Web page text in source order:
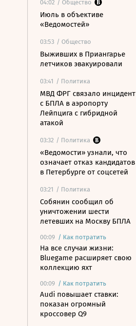
04:02 / Общество
Июль в объективе
«Ведомостей»
03:53 / Общество
Выживших в Приангарье
летчиков эвакуировали
03:41 / Политика
МВД ФРГ связало инцидент
с БПЛА в аэропорту
Лейпцига с гибридной
атакой
03:32 / Политика
«Ведомости» узнали, что
означает отказ кандидатов
в Петербурге от соцсетей
03:21 / Политика
Собянин сообщил об
уничтожении шести
летевших на Москву БПЛА
00:09 / Как потратить
На все случаи жизни:
Bluegame расширяет свою
коллекцию яхт
00:09 / Как потратить
Audi повышает ставки:
показан огромный
кроссовер Q9